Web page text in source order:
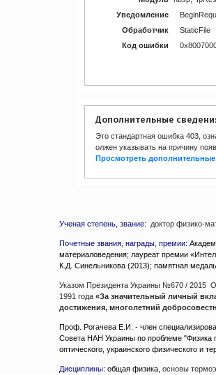
Уведомление
Обработчик
StaticFile
Код ошибки
Дополнительные
Это стандартная ошибка 403,
олжен указывать на причину
Просмотреть дополнительные
Ученая степень, звание: доктор физико-
Почетные звания, награды, премии:
материаловедения; лауреат премии
К.Д. Синельникова (2013); памятная
Указом Президента Украины №670 / 2015 О
1991 года«За значительный личный
достижения, многолетний
Проф. Рогачева Е.И. - член
Совета НАН Украины по проблеме "Физика
оптического, украинского физического и
Дисциплины:общая физика основы